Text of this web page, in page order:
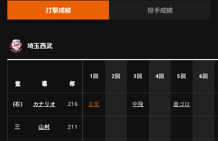
順位表･成績
ファーム東地区
ファーム西地区
交流戦
選手名鑑トップ
北海道日本ハムファイターズ
東北楽天ゴールデンイーグルス
埼玉西武ライオンズ
千葉ロッテマリーンズ
オリックス・バファローズ
福岡ソフトバンクホークス
ニュース
設定
打撃成績 投手成績
埼玉西武
1回 2回 3回 4回 5回 6回
(右) カナリオ .216 左安 中飛 遊ゴロ
三 山村 .211